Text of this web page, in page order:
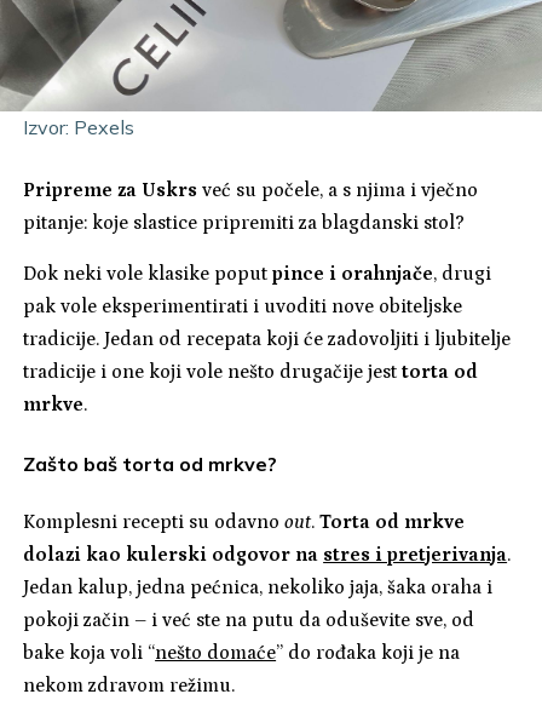
Izvor: Pexels
Pripreme za Uskrs već su počele, a s njima i vječno
pitanje: koje slastice pripremiti za blagdanski stol?
Dok neki vole klasike poputpince i orahnjače, drugi
pak vole eksperimentirati i uvoditi nove obiteljske
tradicije. Jedan od recepata koji će zadovoljiti i ljubitelje
tradicije i one koji vole nešto drugačije jesttorta od
mrkve.
Zašto baš torta od mrkve?
Komplesni recepti su odavnoout.Torta od mrkve
dolazi kao kulerski odgovor na stres i pretjerivanja.
Jedan kalup, jedna pećnica, nekoliko jaja, šaka oraha i
pokoji začin – i već ste na putu da oduševite sve, od
bake koja voli “nešto domaće” do rođaka koji je na
nekom zdravom režimu.